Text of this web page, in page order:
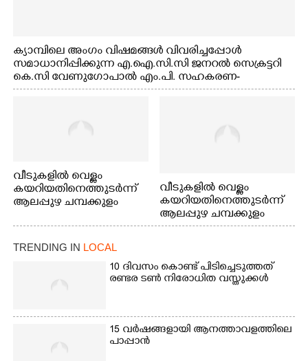
ക്യാമ്പിലെ അംഗം വിഷമങ്ങൾ വിവരിച്ചപ്പോൾ
സമാധാനിപ്പിക്കുന്ന എ.ഐ.സി.സി ജനറൽ സെക്രട്ടറി
കെ.സി വേണുഗോപാൽ എം.പി. സഹകരണ-
എക്സൈസ് വകുപ്പ് മന്ത്രി എം. ലിജു, എന്നിവർ
വീടുകളിൽ വെള്ളം
കയറിയതിനെത്തുടർന്ന്
ആലപ്പുഴ ചമ്പക്കുളം
പോരൂക്കര സെൻട്രൽ
സ്കൂളിലെ ദുരിതാശ്വാസ
ക്യാമ്പിലെത്തിയവർ
ഉണക്കാനിട്ടിരിക്കുന്ന
ഏർപ്പെട്ടിരിക്കുന്ന
വീടുകളിൽ വെള്ളം
കയറിയതിനെത്തുടർന്ന്
ആലപ്പുഴ ചമ്പക്കുളം
ഫാദർ തോമസ്
ക്യാമ്പിലെത്തിയവർ മഴ
മാറിനിന്ന ഇടവേളയിൽ
ഉണക്കാനിടുന്ന കാഴ്ച.
TRENDING IN LOCAL
10 ദിവസം കൊണ്ട് പിടിച്ചെടുത്തത്
രണ്ടര ടൺ നിരോധിത വസ്തുക്കൾ
15 വർഷങ്ങളായി ആനത്താവളത്തിലെ
പാപ്പാൻ